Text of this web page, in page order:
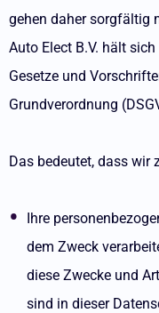
gehen daher sorgfältig
Auto Elect B.V. hält
Gesetze und
Grundverordnung
Das bedeutet, dass wir
Ihre
dem Zweck
diese Zwecke und
sind in dieser